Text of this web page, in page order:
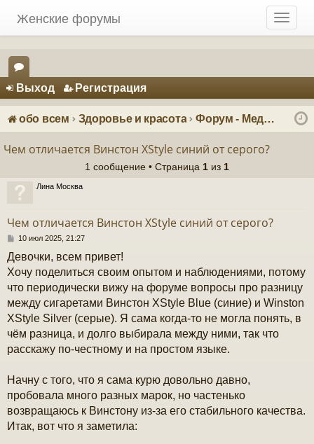
T
o
l
n
v
Женские форумы
Регистрация
ор
ум
Выход Регистрация
обо всем Здоровье и красота Форум - Медицина и здоровье женщины
Чем отличается Винстон XStyle синий от серого?
1 сообщение • Страница 1 из 1
Лина Москва
Чем отличается Винстон XStyle синий от серого?
С
о
б
е
н
е
10 июл 2025, 21:27
Девочки, всем привет!
Хочу поделиться своим опытом и наблюдениями, потому
что периодически вижу на форуме вопросы про разницу
между сигаретами Винстон XStyle Blue (синие) и Winston
XStyle Silver (серые). Я сама когда-то не могла понять, в
чём разница, и долго выбирала между ними, так что
расскажу по-честному и на простом языке.
Начну с того, что я сама курю довольно давно,
пробовала много разных марок, но частенько
возвращаюсь к Винстону из-за его стабильного качества.
Итак, вот что я заметила: